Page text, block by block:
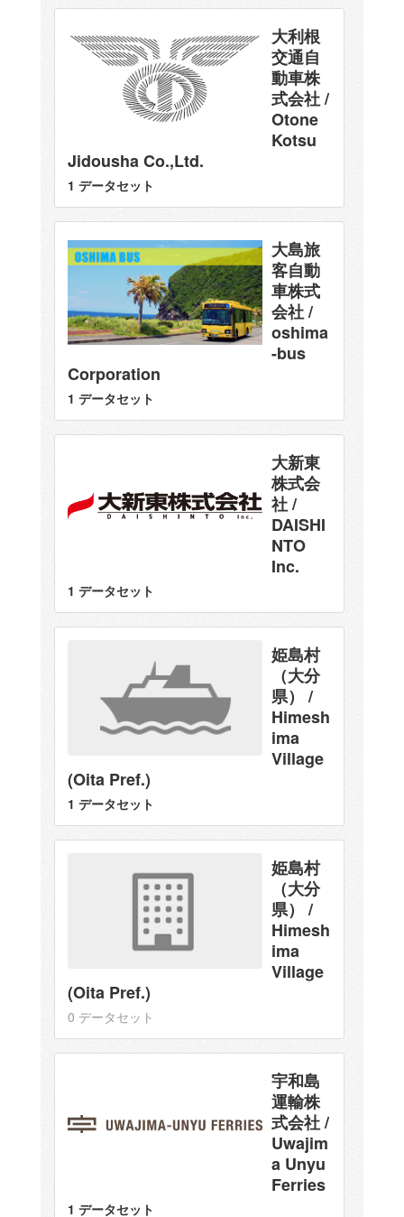
大利根
交通自
動車株
式会社 /
Otone
Kotsu
Jidousha Co.,Ltd.
1 データセット
大島旅
客自動
車株式
会社 /
oshima
-bus
Corporation
1 データセット
大新東
株式会
社 /
DAISHI
NTO
Inc.
1 データセット
姫島村
（大分
県） /
Himesh
ima
Village
(Oita Pref.)
1 データセット
姫島村
（大分
県） /
Himesh
ima
Village
(Oita Pref.)
0 データセット
宇和島
運輸株
式会社 /
Uwajim
a Unyu
Ferries
1 データセット